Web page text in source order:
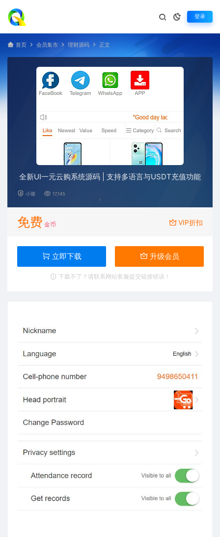
登录
首页 会员集市 理财源码 正文
全新UI一元云购系统源码 | 支持多语言与USDT充值功能
小璐 17,145
免费 金币 VIP折扣
立即下载 升级会员
下载不了？请联系网站客服提交链接错误！